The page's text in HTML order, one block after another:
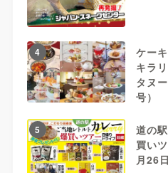
4
ケー
キラ
タヌ
号）
5
道の
買い
月26